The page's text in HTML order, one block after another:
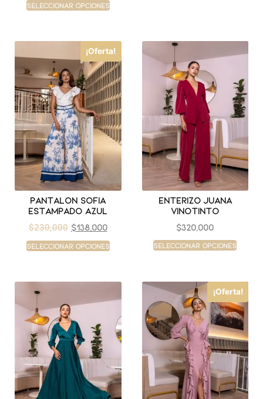
Seleccionar opciones
¡Oferta!
Pantalon sofia
estampado azul
$230,000 $138,000
Seleccionar opciones
Enterizo juana
vinotinto
$320,000
Seleccionar opciones
¡Oferta!